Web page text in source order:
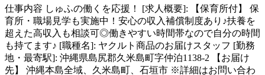
仕事内容 しゅふの働くを応援！ [求人概要]: 【保育所付】 保
育所・職場見学も実施中！安心の収入補償制度あり♪扶養を
超えた高収入も相談可◎働きやすい時間帯なので自分の時間
も持てます♪ [職種名]: ヤクルト商品のお届けスタッフ [勤務
地・最寄駅]: 沖縄県島尻郡久米島町字仲泊1138-2 【お届け
先】 沖縄本島全域、久米島町、石垣市 ※詳細はお問い合わ